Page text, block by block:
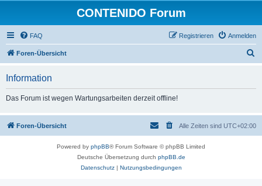
CONTENIDO Forum
FAQ Anmelden
Registrieren
Foren-Übersicht
Information
Das Forum ist wegen Wartungsarbeiten derzeit offline!
Foren-Übersicht Alle Zeiten sind UTC+02:00
Powered by phpBB® Forum Software © phpBB Limited
Deutsche Übersetzung durch phpBB.de
Datenschutz| Nutzungsbedingungen